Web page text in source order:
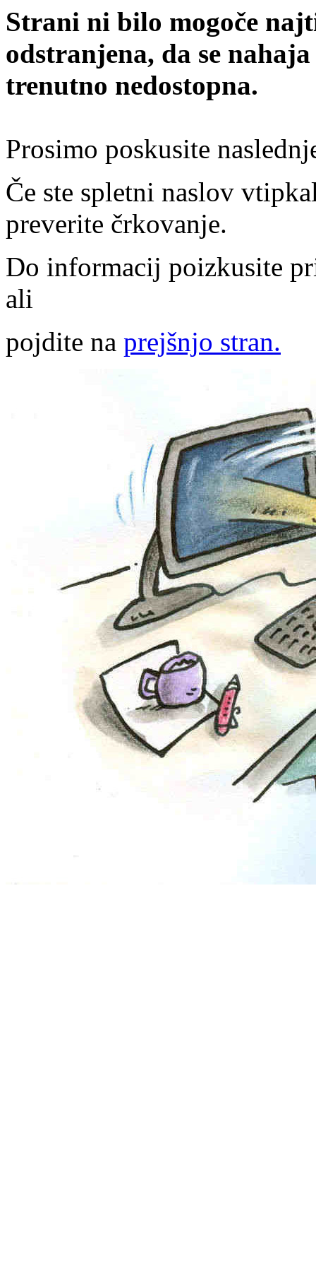
Strani ni bilo mogoče
odstranjena, da se
trenutno nedostopna.
Prosimo poskusite
Če ste spletni naslov
preverite črkovanje.
Do informacij poizkusite
ali
pojdite na prejšnjo stran.